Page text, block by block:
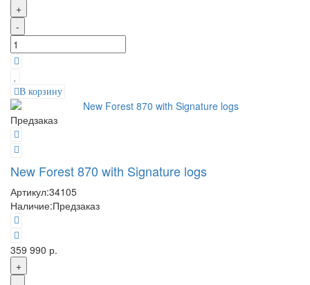
+
-
В корзину
Предзаказ
New Forest 870 with Signature logs
Артикул:34105
Наличие:Предзаказ
359 990 р.
+